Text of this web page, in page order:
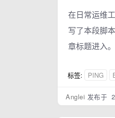
在日常运维
写了本段脚
章标题进入。
标签: PING
Anglei 发布于